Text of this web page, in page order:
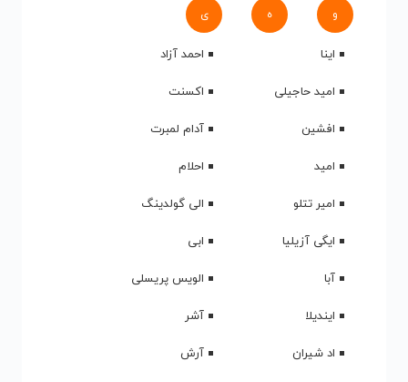
و ه ی
اینا
احمد آزاد
امید حاجیلی
اکسنت
افشین
آدام لمبرت
امید
احلام
امیر تتلو
الی گولدینگ
ایگی آزیلیا
ابی
آبا
الویس پریسلی
ایندیلا
آشر
اد شیران
آرش